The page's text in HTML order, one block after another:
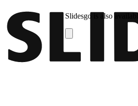
Slidesgo is also